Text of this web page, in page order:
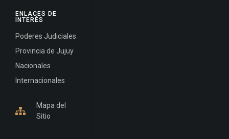
ENLACES DE
INTERÉS
Poderes Judiciales
Provincia de Jujuy
Nacionales
Internacionales
Mapa del
Sitio